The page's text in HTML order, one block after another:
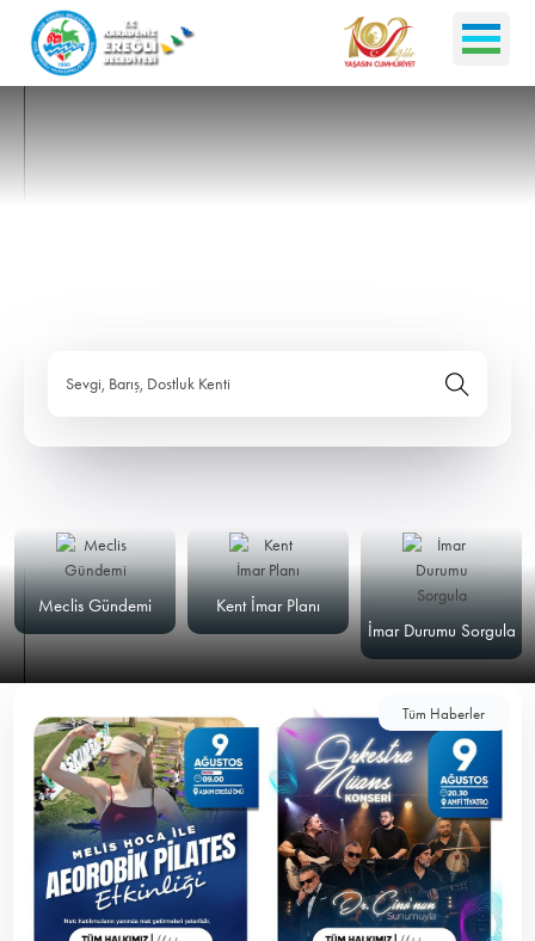
Sevgi, Barış, Dostluk Kenti
Meclis Gündemi
Kent İmar Planı
İmar Durumu Sorgula
Tüm Haberler